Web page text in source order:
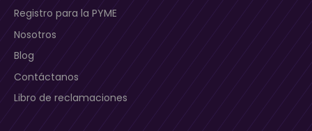
Registro para la PYME
Nosotros
Blog
Contáctanos
Libro de reclamaciones